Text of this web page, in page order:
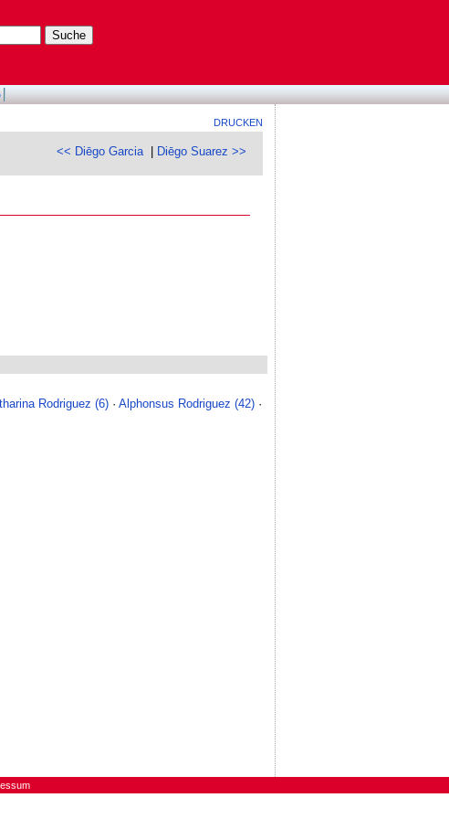
DRUCKEN
<< Diēgo Garcia| Diēgo Suarez >>
Rodriguez (6) ·Alphonsus Rodriguez (42) ·